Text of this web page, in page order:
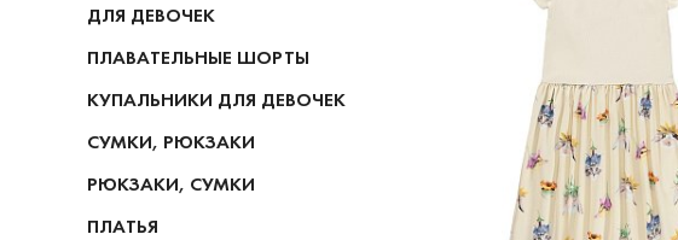
ДЛЯ ДЕВОЧЕК
ПЛАВАТЕЛЬНЫЕ ШОРТЫ
КУПАЛЬНИКИ ДЛЯ ДЕВОЧЕК
СУМКИ, РЮКЗАКИ
РЮКЗАКИ, СУМКИ
ПЛАТЬЯ